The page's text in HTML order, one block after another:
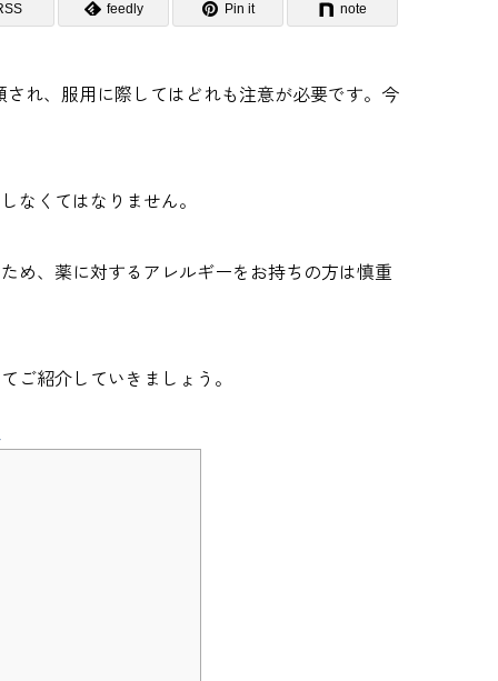
feedly Pin it note
れ、服用に際してはどれも注意が必要です。今
なくてはなりません。
め、薬に対するアレルギーをお持ちの方は慎重
ご紹介していきましょう。